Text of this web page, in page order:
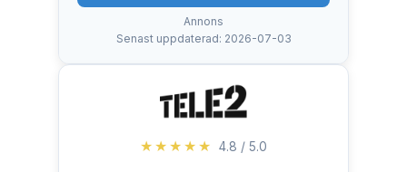
Annons
Senast uppdaterad: 2026-07-03
★★★★★ 4.8 / 5.0